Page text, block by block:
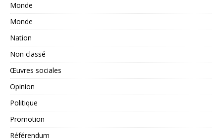
Monde
Monde
Nation
Non classé
Œuvres sociales
Opinion
Politique
Promotion
Référendum